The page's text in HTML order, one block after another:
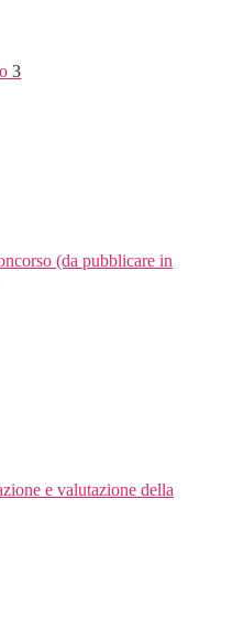
3
(da pubblicare in
e valutazione della